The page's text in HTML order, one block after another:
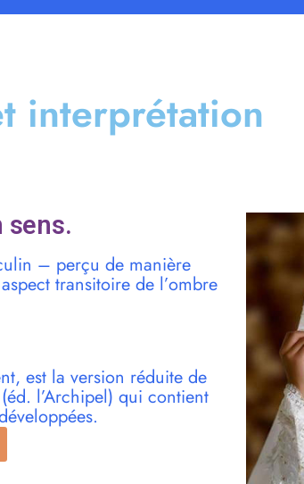
interprétation
sens.
– perçu de manière
transitoire de l’ombre
est la version réduite de
l’Archipel) qui contient